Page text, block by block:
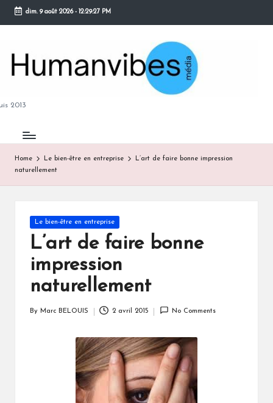
Skip
content
dim. 9 août 2026- 12:29:28 PM
2013
Home Le bien-être en entreprise
L’art de faire bonne impression
naturellement
Posted
in
Le bien-être en entreprise
L’art de faire bonne
impression
naturellement
By Marc BELOUIS 2 avril 2015 No Comments